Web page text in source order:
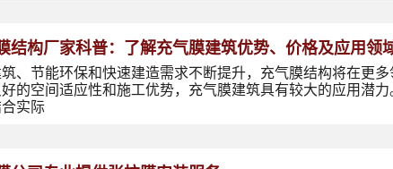
结构厂家科普：了解充气膜建筑优势、价格及应用领
、节能环保和快速建造需求不断提升，充气膜结构将在更
好的空间适应性和施工优势，充气膜建筑具有较大的应用潜
实际